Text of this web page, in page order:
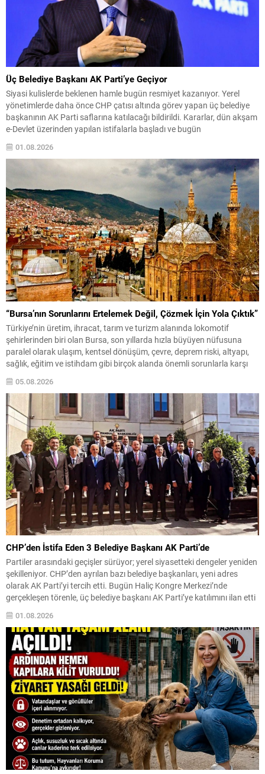
Üç Belediye Başkanı AK Parti’ye Geçiyor
Siyasi kulislerde beklenen hamle bugün resmiyet kazanıyor. Yerel
yönetimlerde daha önce CHP çatısı altında görev yapan üç belediye
başkanının AK Parti saflarına katılacağı bildirildi. Kararlar, dün akşam
e-Devlet üzerinden yapılan istifalarla başladı ve bugün
gerçekleştirilecek törenle kamuoyuna açıklanacak. Katılacak isimler
ve süreç CHP’den istifa eden Tuzla Belediye Başkanı Eren Ali...
01.08.2026
“Bursa’nın Sorunlarını Ertelemek Değil, Çözmek İçin Yola Çıktık”
Türkiye’nin üretim, ihracat, tarım ve turizm alanında lokomotif
şehirlerinden biri olan Bursa, son yıllarda hızla büyüyen nüfusuna
paralel olarak ulaşım, kentsel dönüşüm, çevre, deprem riski, altyapı,
sağlık, eğitim ve istihdam gibi birçok alanda önemli sorunlarla karşı
büyük metropollerinden biri olan kentte, yıllardır...
05.08.2026
CHP’den İstifa Eden 3 Belediye Başkanı AK Parti’de
Partiler arasındaki geçişler sürüyor; yerel siyasetteki dengeler yeniden
şekilleniyor. CHP’den ayrılan bazı belediye başkanları, yeni adres
olarak AK Parti’yi tercih etti. Bugün Haliç Kongre Merkezi’nde
gerçekleşen törenle, üç belediye başkanı AK Parti’ye katılımını ilan etti
ve partinin İstanbul teşkilatıyla buluştu. Katılımlar ve tören detayları
CHP’den ayrılarak AK Parti’ye geçen isimler:...
01.08.2026